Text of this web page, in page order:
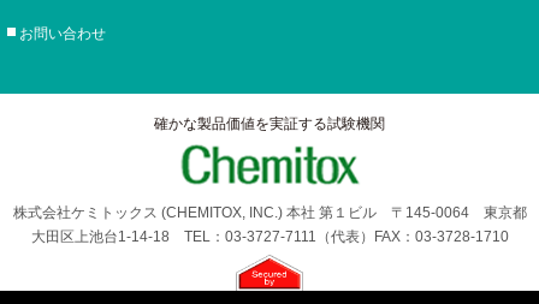
お問い合わせ
確かな製品価値を実証する試験機関
株式会社ケミトックス (CHEMITOX, INC.) 本社 第１ビル 〒145-0064 東京都
大田区上池台1-14-18 TEL：03-3727-7111（代表）FAX：03-3728-1710